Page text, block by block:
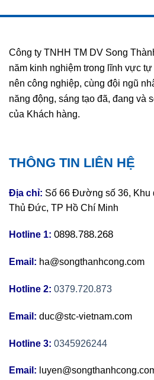
Công ty TNHH TM DV Song
năm kinh nghiệm trong lĩnh vực
nên công nghiệp, cùng đội ngũ
năng động, sáng tạo đã, đang và
của Khách hàng.
THÔNG TIN LIÊN HỆ
Địa chỉ: Số 66 Đường số 36, Khu
Thủ Đức, TP Hồ Chí Minh
Hotline 1: 0898.788.268
Email: ha@songthanhcong.com
Hotline 2: 0379.720.873
Email: duc@stc-vietnam.com
Hotline 3: 0345926244
Email: